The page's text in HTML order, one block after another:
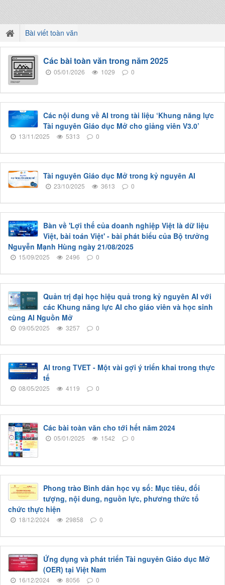
Bài viết toàn văn
Các bài toàn văn trong năm 2025
05/01/2026 1029 0
Các nội dung về AI trong tài liệu ‘Khung năng lực
Tài nguyên Giáo dục Mở cho giảng viên V3.0’
13/11/2025 5313 0
Tài nguyên Giáo dục Mở trong kỷ nguyên AI
23/10/2025 3613 0
Bàn về 'Lợi thế của doanh nghiệp Việt là dữ liệu
Việt, bài toán Việt' - bài phát biểu của Bộ trưởng
Nguyễn Mạnh Hùng ngày 21/08/2025
15/09/2025 2496 0
Quản trị đại học hiệu quả trong kỷ nguyên AI với
các Khung năng lực AI cho giáo viên và học sinh
cùng AI Nguồn Mở
09/05/2025 3257 0
AI trong TVET - Một vài gợi ý triển khai trong thực
tế
08/05/2025 4119 0
Các bài toàn văn cho tới hết năm 2024
05/01/2025 1542 0
Phong trào Bình dân học vụ số: Mục tiêu, đối
tượng, nội dung, nguồn lực, phương thức tổ
chức thực hiện
18/12/2024 29858 0
Ứng dụng và phát triển Tài nguyên Giáo dục Mở
(OER) tại Việt Nam
16/12/2024 8056 0